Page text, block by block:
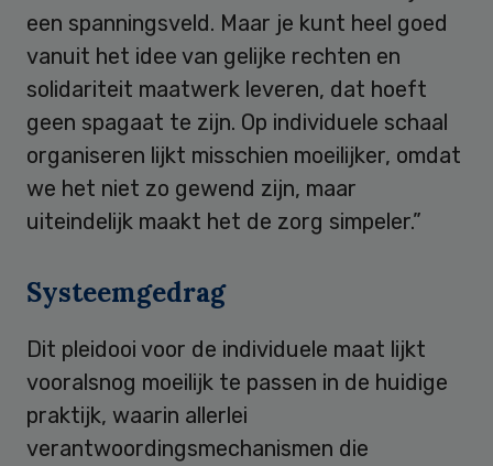
een spanningsveld. Maar je kunt heel goed
vanuit het idee van gelijke rechten en
solidariteit maatwerk leveren, dat hoeft
geen spagaat te zijn. Op individuele schaal
organiseren lijkt misschien moeilijker, omdat
we het niet zo gewend zijn, maar
uiteindelijk maakt het de zorg simpeler.”
Systeemgedrag
Dit pleidooi voor de individuele maat lijkt
vooralsnog moeilijk te passen in de huidige
praktijk, waarin allerlei
verantwoordingsmechanismen die